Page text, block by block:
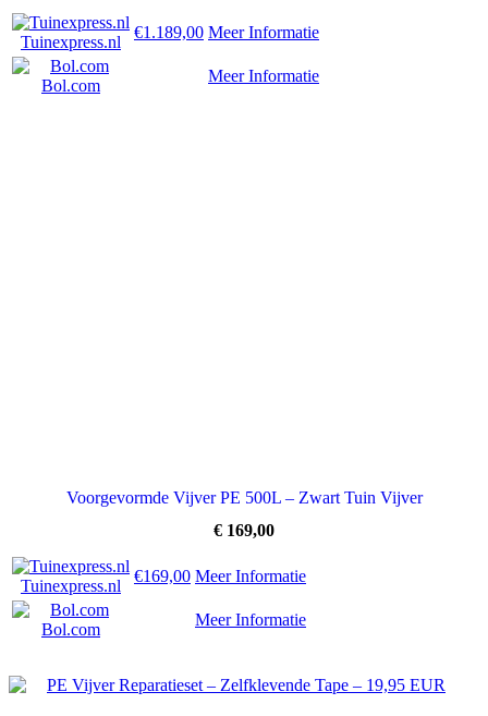
Tuinexpress.nl
€1.189,00 Meer Informatie
Bol.com
Meer Informatie
Voorgevormde Vijver PE 500L – Zwart Tuin Vijver
€ 169,00
Tuinexpress.nl
€169,00 Meer Informatie
Bol.com
Meer Informatie